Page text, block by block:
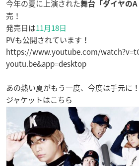
今年の夏に上演された舞台「ダイヤのA
売！
発売日は11月18日
PVも公開されています！
https://www.youtube.com/
youtu.be&app=desktop
あの熱い夏がもう一度、今度は手元に！
ジャケットはこちら